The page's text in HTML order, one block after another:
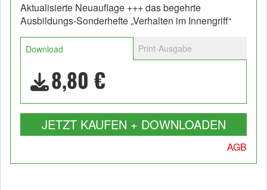
Aktualisierte Neuauflage +++ das begehrte
Ausbildungs-Sonderhefte „Verhalten im Innengriff“
Download Print-Ausgabe
8,80 €
JETZT KAUFEN + DOWNLOADEN
AGB